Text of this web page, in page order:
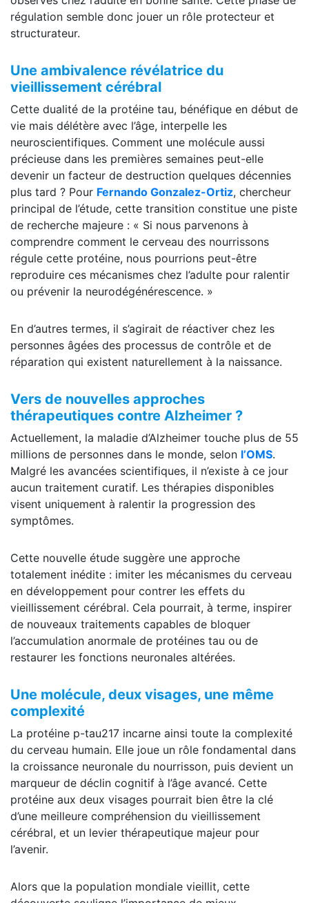
régulation semble donc jouer un rôle protecteur et
structurateur.
Une ambivalence révélatrice du
vieillissement cérébral
Cette dualité de la protéine tau, bénéfique en début de
vie mais délétère avec l’âge, interpelle les
neuroscientifiques. Comment une molécule aussi
précieuse dans les premières semaines peut-elle
devenir un facteur de destruction quelques décennies
plus tard ? Pour Fernando Gonzalez-Ortiz, chercheur
principal de l’étude, cette transition constitue une piste
de recherche majeure : « Si nous parvenons à
comprendre comment le cerveau des nourrissons
régule cette protéine, nous pourrions peut-être
reproduire ces mécanismes chez l’adulte pour ralentir
ou prévenir la neurodégénérescence. »
En d’autres termes, il s’agirait de réactiver chez les
personnes âgées des processus de contrôle et de
réparation qui existent naturellement à la naissance.
Vers de nouvelles approches
thérapeutiques contre Alzheimer ?
Actuellement, la maladie d’Alzheimer touche plus de 55
millions de personnes dans le monde, selon l’OMS.
Malgré les avancées scientifiques, il n’existe à ce jour
aucun traitement curatif. Les thérapies disponibles
visent uniquement à ralentir la progression des
symptômes.
Cette nouvelle étude suggère une approche
totalement inédite : imiter les mécanismes du cerveau
en développement pour contrer les effets du
vieillissement cérébral. Cela pourrait, à terme, inspirer
de nouveaux traitements capables de bloquer
l’accumulation anormale de protéines tau ou de
restaurer les fonctions neuronales altérées.
Une molécule, deux visages, une même
complexité
La protéine p-tau217 incarne ainsi toute la complexité
du cerveau humain. Elle joue un rôle fondamental dans
la croissance neuronale du nourrisson, puis devient un
marqueur de déclin cognitif à l’âge avancé. Cette
protéine aux deux visages pourrait bien être la clé
d’une meilleure compréhension du vieillissement
cérébral, et un levier thérapeutique majeur pour
l’avenir.
Alors que la population mondiale vieillit, cette